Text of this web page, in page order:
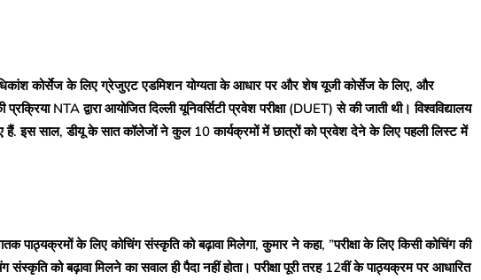
कोर्सेज के लिए ग्रेजुएट एडमिशन योग्यता के आधार पर और शेष यूजी कोर्सेज के लिए, और
NTA द्वारा आयोजित दिल्ली यूनिवर्सिटी प्रवेश परीक्षा (DUET) से की जाती थी। विश्वविद्यालय
इस साल, डीयू के सात कॉलेजों ने कुल 10 कार्यक्रमों में छात्रों को प्रवेश देने के लिए पहली लिस्ट में
पाठ्यक्रमों के लिए कोचिंग संस्कृति को बढ़ावा मिलेगा, कुमार ने कहा, ”परीक्षा के लिए किसी कोचिंग की
को बढ़ावा मिलने का सवाल ही पैदा नहीं होता। परीक्षा पूरी तरह 12वीं के पाठ्यक्रम पर आधारित